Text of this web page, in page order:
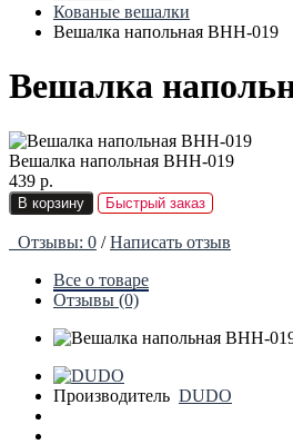
Кованые вешалки
Вешалка напольная ВНН-019
Вешалка
Вешалка напольная ВНН-019
439 р.
В корзину Быстрый заказ
Отзывы: 0 / Написать отзыв
Все о товаре
Отзывы (0)
Производитель DUDO